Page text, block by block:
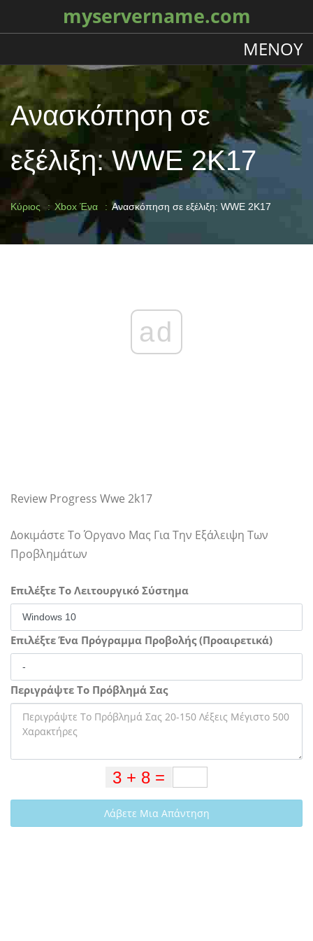
myservername.com
ΜΕΝΟΎ
Ανασκόπηση σε
εξέλιξη: WWE 2K17
Κύριος Xbox Ένα Ανασκόπηση σε εξέλιξη: WWE 2K17
ad
Review Progress Wwe 2k17
Δοκιμάστε Το Όργανο Μας Για Την Εξάλειψη Των
Προβλημάτων
Επιλέξτε Το Λειτουργικό Σύστημα
Επιλέξτε Ένα Πρόγραμμα Προβολής (Προαιρετικά)
Περιγράψτε Το Πρόβλημά Σας
Λάβετε Μια Απάντηση